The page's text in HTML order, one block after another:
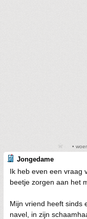
•
Jongedame
Ik heb even een vraag
beetje zorgen aan het
Mijn vriend heeft sinds
navel, in zijn